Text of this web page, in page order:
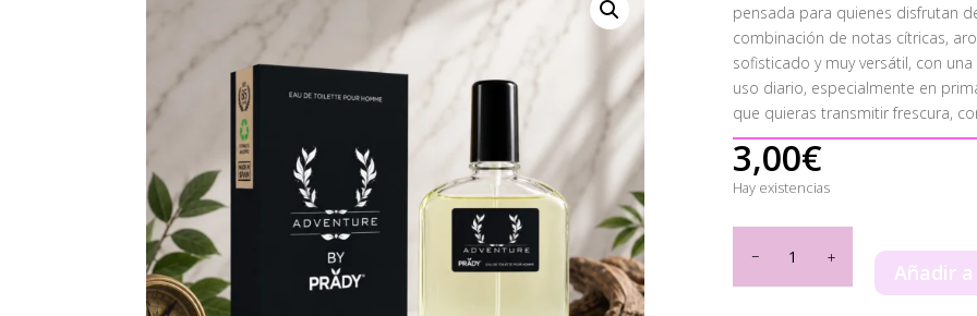
pensada para quienes disfrutan
combinación de notas cítricas,
sofisticado y muy versátil, con
uso diario, especialmente en
que quieras transmitir frescura,
3,00€
Hay existencias
Prady
90ml
Añadir